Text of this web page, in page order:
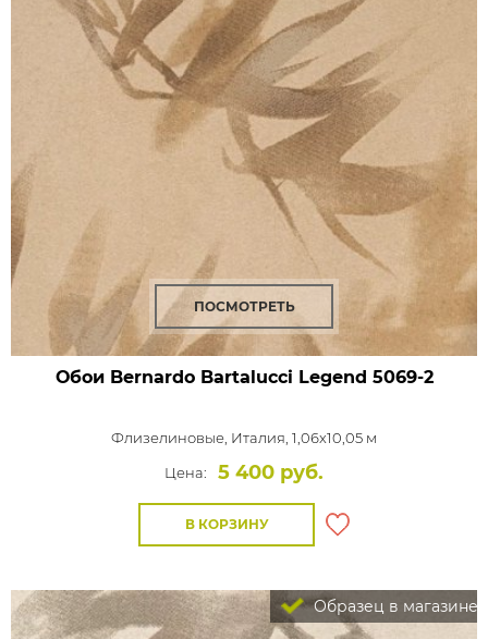
ПОСМОТРЕТЬ
Обои Bernardo Bartalucci Legend 5069-2
Флизелиновые, Италия, 1,06x10,05 м
Цена:
5 400 руб.
В КОРЗИНУ
Образец в магазине